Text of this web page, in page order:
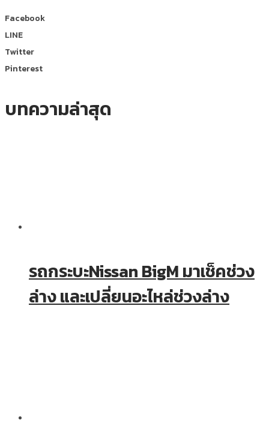
Facebook
LINE
Twitter
Pinterest
บทความล่าสุด
รถกระบะNissan BigM มาเช็คช่วง
ล่าง และเปลี่ยนอะไหล่ช่วงล่าง